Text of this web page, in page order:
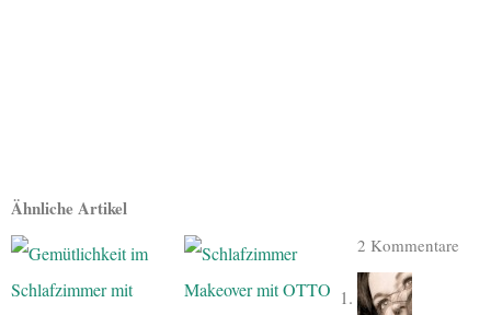
Ähnliche Artikel
2 Kommentare